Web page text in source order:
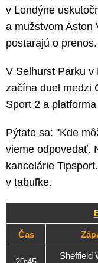
v Londýne
a mužstvom Aston
postarajú o prenos.
V Selhurst Parku v
začína duel medzi
Sport 2 a
Pýtate sa: "Kde
vieme odpovedať.
kancelárie
v tabuľke.
Čas
Sheffield